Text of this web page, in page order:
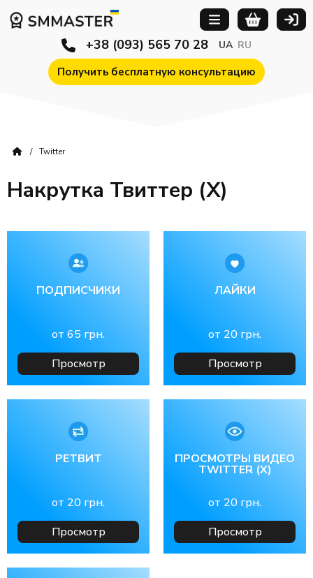
Получить бесплатную консультацию
+38 (093) 565 70 28 UA RU
Twitter
Накрутка Твиттер (X)
ПОДПИСЧИКИ
от 65 грн.
Просмотр
ЛАЙКИ
от 20 грн.
Просмотр
РЕТВИТ
от 20 грн.
Просмотр
ПРОСМОТРЫ ВИДЕО
TWITTER (X)
от 20 грн.
Просмотр